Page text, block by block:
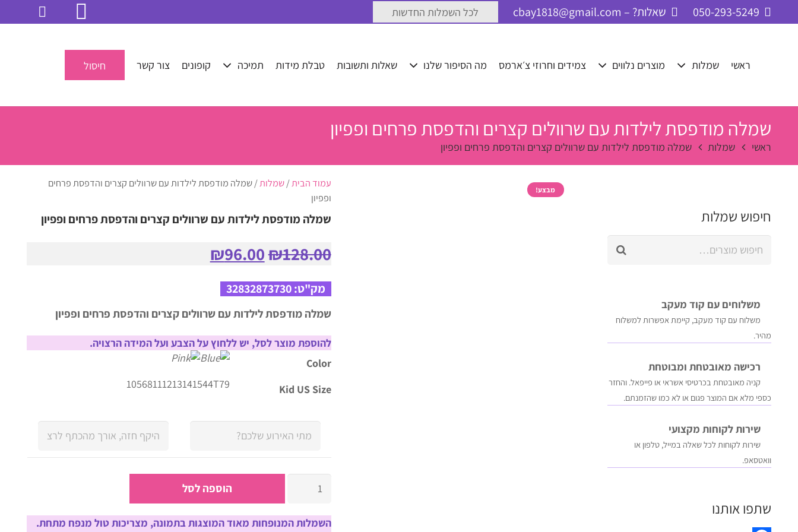
050-293-5249 שאלות? – cbay1818@gmail.com לכל השמלות החדשות
ראשי שמלות מוצרים נלווים צמידים וחרוזי צ׳ארמס מה הסיפור שלנו שאלות ותשובות טבלת מידות תמיכה קופונים צור קשר חיסול
שמלה מודפסת לילדות עם שרוולים קצרים והדפסת פרחים ופפיון
ראשי שמלות שמלה מודפסת לילדות עם שרוולים קצרים והדפסת פרחים ופפיון
מבצע!
עמוד הבית/שמלות/ שמלה מודפסת לילדות עם שרוולים קצרים והדפסת פרחים
ופפיון
שמלה מודפסת לילדות עם שרוולים קצרים והדפסת פרחים ופפיון
₪128.00 המחיר
המקורי
היה:
₪128.00.
₪96.00
הנוכחי
מק"ט:32832873730
שמלה מודפסת לילדות עם שרוולים קצרים והדפסת פרחים ופפיון
להוספת מוצר לסל, יש ללחוץ על הצבע ועל המידה הרצויה.
Color
Kid US Size
10568111213141544T79
של
מודפסת
הוספה לסל
השמלות המנופחות מאוד המוצגות בתמונה, מצריכות טול מנפח מתחת.
חיפוש שמלות
עבור:
משלוחים עם קוד מעקב
משלוח​ עם קוד מעקב​​, קיימת אפשרות למשלוח
מהיר​.
רכישה​ ​מאובטחת ומבוטחת
קניה מאובטחת בכרטיסי אשראי או פייפאל. והחזר
כספי מלא אם המוצר פגום או לא כמו שהזמנתם.
שירות לקוחות מקצועי
שירות לקוחות לכל שאלה במייל, טלפון או
וואטסאפ.
שתפו אותנו